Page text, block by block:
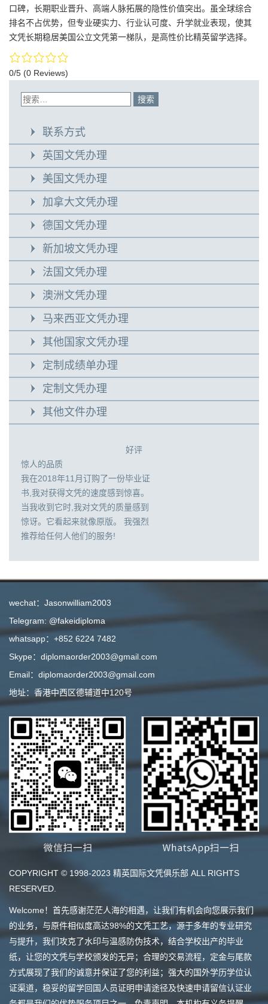
口碑，长期职业晋升、高端人脉拓展的隐性价值突出。虽全球综合
排名不占优势，但专业硬实力、行业认可度、升学就业表现，使其
文凭长期稳居美国公立文凭第一梯队，是高性价比精英留学选择。
0/5 (0 Reviews)
联系方式
英国文凭办理
美国文凭办理
加拿大文凭办理
德国文凭办理
新加坡文凭办理
法国文凭办理
澳洲文凭办理
马来西亚文凭办理
其他国家文凭办理
定制成绩单办理
定制文凭办理
其他文件办理
好评
惊人的品质
我在2018年11月订购了一份毕业证
书,我对获得文凭的速度感到惊喜。
当我收到它时,我对文凭的质量感到
惊讶。它看起来就像原版。 我强烈
推荐给任何人他们的服务!
wechat：Jasonwilliam2003
Telegram: @fakeidiploma
whatsapp：+852 6224 7482
Skype：diplomaorder2003@gmail.com
Email：diplomaorder2003@gmail.com
地址：香港中西区德辅道中120号
COPYRIGHT © 1998-2023 精英国际文凭俱乐部 ALL RIGHTS
RESERVED.
Welcome！首先感谢茫茫人海的相遇，让我们有机会向您展示我们
的业务，与原件相似度高达98%的文凭工艺，源于多年的专业研究
与提升，我们攻克了水印与温感防伪技术，结合学校出产的毕业
纸，让您的文凭与学校颁发的无异；合理的交易流程，定金与尾款
方式展现了我们的诚意并保证了您的利益；强大的国外学历学位认
证渠道，稳妥的留学回国人员证明申请途径及快速申请留信认证业